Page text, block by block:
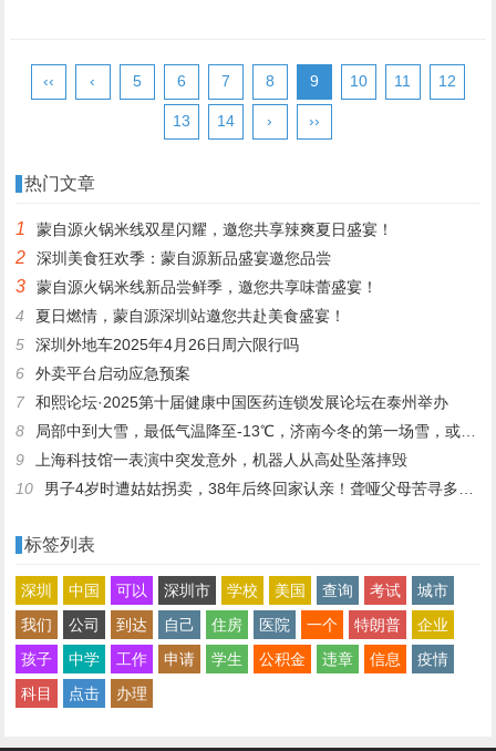
‹‹ ‹ 5 6 7 8 9 10 11 12
13 14 › ››
热门文章
1 蒙自源火锅米线双星闪耀，邀您共享辣爽夏日盛宴！
2 深圳美食狂欢季：蒙自源新品盛宴邀您品尝
3
蒙自源火锅米线新品尝鲜季，邀您共享味蕾盛宴！
4
夏日燃情，蒙自源深圳站邀您共赴美食盛宴！
5
深圳外地车2025年4月26日周六限行吗
6
外卖平台启动应急预案
7
和熙论坛·2025第十届健康中国医药连锁发展论坛在泰州举办
8
局部中到大雪，最低气温降至-13℃，济南今冬的第一场雪，或跟去年同一时间！
9
上海科技馆一表演中突发意外，机器人从高处坠落摔毁
10
男子4岁时遭姑姑拐卖，38年后终回家认亲！聋哑父母苦寻多年，母亲已抱憾离世丨红星寻人
标签列表
深圳 中国 可以 深圳市 学校 美国 查询 考试
城市
我们
公司 到达 自己 住房 医院 一个 特朗普
企业
孩子
中学 工作 申请 学生 公积金 违章 信息
疫情
科目
点击 办理